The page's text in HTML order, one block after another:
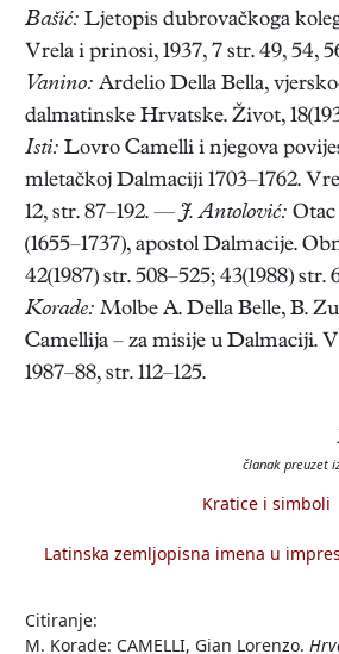
Bašić: Ljetopis dubrovačkoga
Vrela i prinosi, 1937, 7 str. 49, 54,
Vanino: Ardelio Della Bella,
dalmatinske Hrvatske. Život,
Isti: Lovro Camelli i njegova
mletačkoj Dalmaciji 1703–1762.
12, str. 87–192. — J. Antolović:
(1655–1737), apostol Dalmacije.
42(1987) str. 508–525; 43(1988)
Korade: Molbe A. Della Belle, B.
Camellija – za misije u Dalmaciji.
1987–88, str. 112–125.
članak preuzet
Kratice i simboli
Latinska zemljopisna imena u
Citiranje:
M. Korade: CAMELLI, Gian Lorenzo.